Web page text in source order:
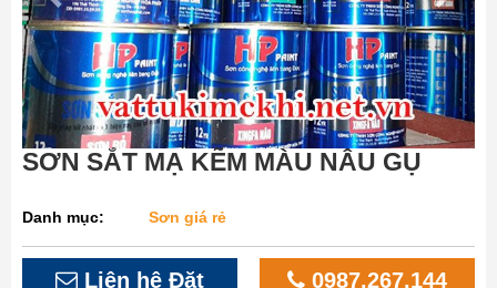
SƠN SẮT MẠ KẼM MÀU NÂU GỤ
Danh mục: Sơn giá rẻ
Liên hệ Đặt
0987.267.144